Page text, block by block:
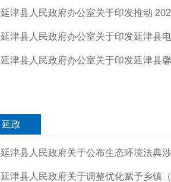
延津县人民政府办公室关于印发推动 2024 年第
延津县人民政府办公室关于印发延津县
延津县人民政府办公室关于印发延津县
延政
延津县人民政府关于公布生态环境法典
延津县人民政府关于调整优化赋予乡镇